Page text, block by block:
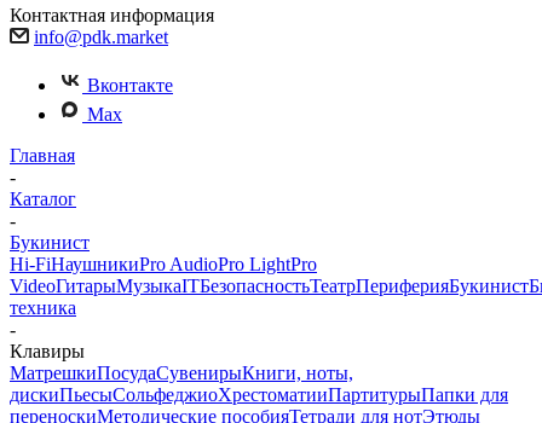
Контактная информация
info@pdk.market
Вконтакте
Max
Главная
-
Каталог
-
Букинист
Hi-FiНаушникиPro AudioPro LightPro
VideoГитарыМузыкаITБезопасностьТеатрПериферияБукинист
техника
-
Клавиры
МатрешкиПосудаСувенирыКниги, ноты,
дискиПьесыСольфеджиоХрестоматииПартитурыПапки для
переноскиМетодические пособияТетради для нотЭтюды